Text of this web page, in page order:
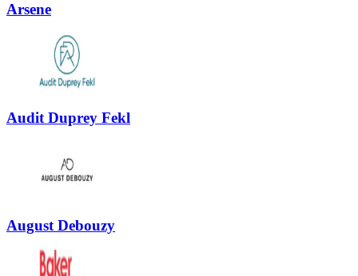
Arsene
Audit Duprey Fekl
August Debouzy